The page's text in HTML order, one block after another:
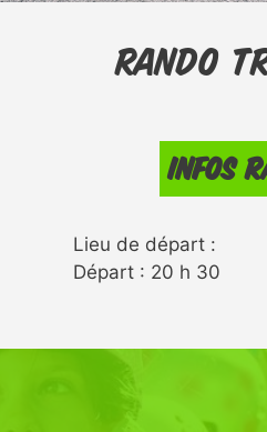
Rando
Infos
Lieu de départ :
Départ : 20 h 30